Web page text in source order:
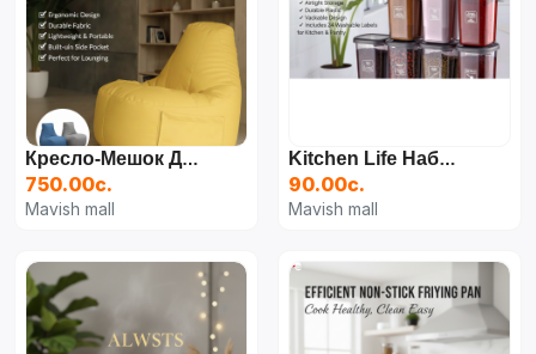
Кресло-Мешок Для Дома Офис Pufumo Orange Golf
750.00с.
Mavish mall
Kitchen Life Набор Из 12 Квадратных Баночек Для Специй С Маркировкой «Modernity» 400 Мл — Набор Контейнеров Для Хранения Продуктов
90.00с.
Mavish mall